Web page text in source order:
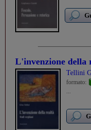
L'invenzione della
Tellini
formato:
...